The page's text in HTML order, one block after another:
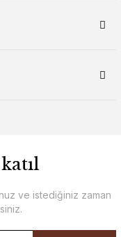
ve istediğiniz zaman